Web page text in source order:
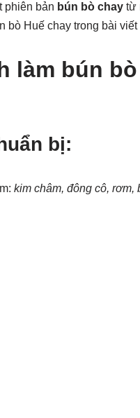
phiên bản bún bò chay từ
bò Huế chay trong bài viết
làm bún
bị:
kim châm, đông cô, rơm,